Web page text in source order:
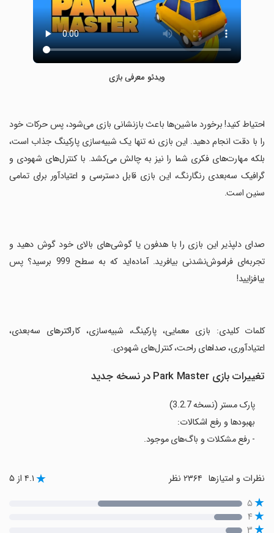
ویدئو معرفی بازی
‏احتیاط کنید! برخورد ماشین‌ها باعث بازنشانی بازی می‌شود، پس حرکات خود
را با دقت انجام دهید. این بازی نه تنها یک شبیه‌سازی پارکینگ جذاب است،
بلکه مهارت‌های فکری شما را نیز به چالش می‌کشد. با کنترل‌های شهودی و
گرافیک سه‌بعدی رنگارنگ، این بازی قابل دسترسی و اعتیادآور برای تمامی
سنین است.
‏صدای دلپذیر این بازی را با هدفون یا گوشی‌های بالای خود گوش دهید و
تجربه‌ای فراموش‌نشدنی بیافرید. آماده‌اید که به سطح 999 برسید؟ پس
بیافزایید!
‏کلمات کلیدی: بازی معمایی، پارکینگ، شبیه‌سازی، کاراکترهای سه‌بعدی،
اعتیادآوری، صداهای راحت، کنترل‌های شهودی.
تغییرات بازی Park Master در نسخه جدید
پارک مستر (نسخه 3.2.7)
بهبودها و رفع اشکالات:
- رفع مشکلات و باگ‌های موجود.
نظرات و امتیازها ۴.۱ از ۵
۵
۴